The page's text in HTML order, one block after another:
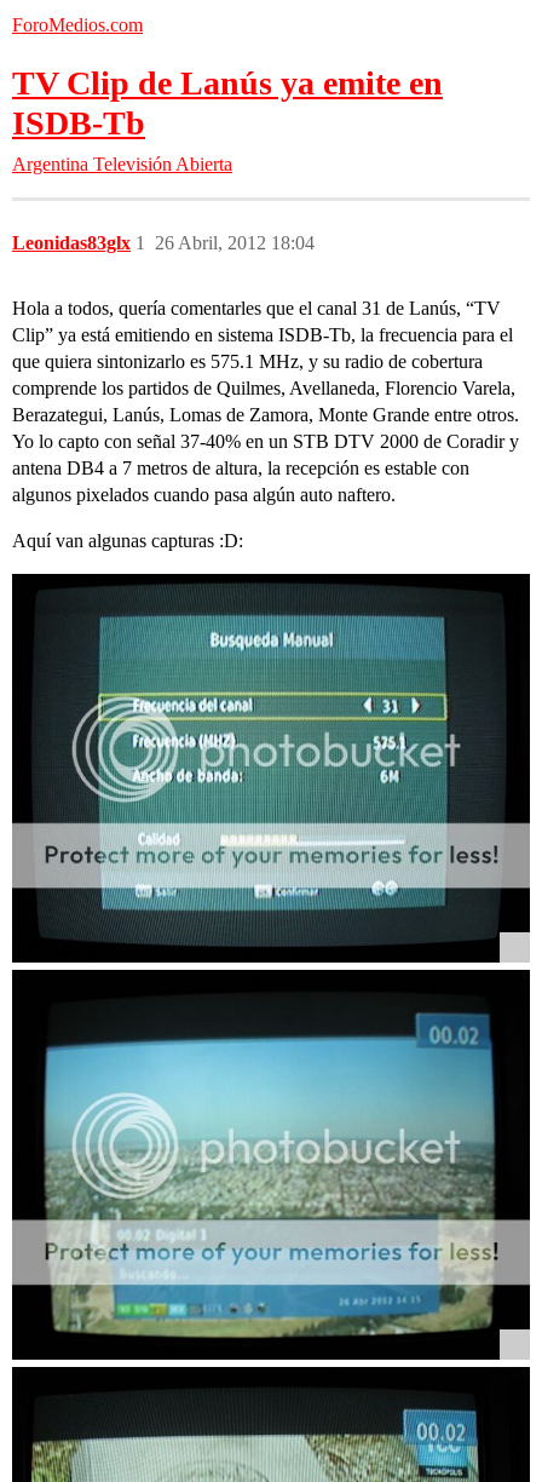
ForoMedios.com
TV Clip de Lanús ya emite en
ISDB-Tb
Argentina Televisión Abierta
Leonidas83glx 26 Abril, 2012 18:04
1
Hola a todos, quería comentarles que el canal 31 de Lanús, “TV
Clip” ya está emitiendo en sistema ISDB-Tb, la frecuencia para el
que quiera sintonizarlo es 575.1 MHz, y su radio de cobertura
comprende los partidos de Quilmes, Avellaneda, Florencio Varela,
Berazategui, Lanús, Lomas de Zamora, Monte Grande entre otros.
Yo lo capto con señal 37-40% en un STB DTV 2000 de Coradir y
antena DB4 a 7 metros de altura, la recepción es estable con
algunos pixelados cuando pasa algún auto naftero.
Aquí van algunas capturas :D: